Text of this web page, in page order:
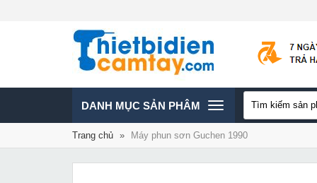
TOGGLE
NAVIGATION
DANH MỤC SẢN PHÂM
Trang chủ » Máy phun sơn Guchen 1990